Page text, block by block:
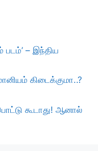
– இந்திய
கிடைக்குமா..?
கூடாது! ஆனால்